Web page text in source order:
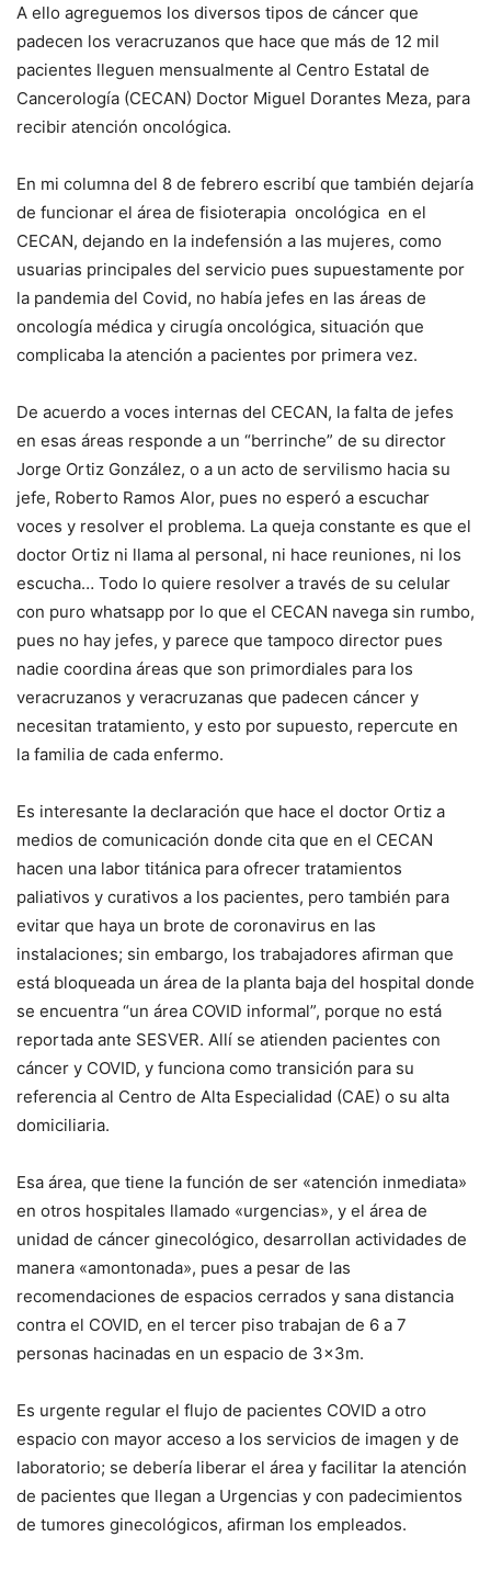
A ello agreguemos los diversos tipos de cáncer que
padecen los veracruzanos que hace que más de 12 mil
pacientes lleguen mensualmente al Centro Estatal de
Cancerología (CECAN) Doctor Miguel Dorantes Meza, para
recibir atención oncológica.
En mi columna del 8 de febrero escribí que también dejaría
de funcionar el área de fisioterapia oncológica en el
CECAN, dejando en la indefensión a las mujeres, como
usuarias principales del servicio pues supuestamente por
la pandemia del Covid, no había jefes en las áreas de
oncología médica y cirugía oncológica, situación que
complicaba la atención a pacientes por primera vez.
De acuerdo a voces internas del CECAN, la falta de jefes
en esas áreas responde a un “berrinche” de su director
Jorge Ortiz González, o a un acto de servilismo hacia su
jefe, Roberto Ramos Alor, pues no esperó a escuchar
voces y resolver el problema. La queja constante es que el
doctor Ortiz ni llama al personal, ni hace reuniones, ni los
escucha… Todo lo quiere resolver a través de su celular
con puro whatsapp por lo que el CECAN navega sin rumbo,
pues no hay jefes, y parece que tampoco director pues
nadie coordina áreas que son primordiales para los
veracruzanos y veracruzanas que padecen cáncer y
necesitan tratamiento, y esto por supuesto, repercute en
la familia de cada enfermo.
Es interesante la declaración que hace el doctor Ortiz a
medios de comunicación donde cita que en el CECAN
hacen una labor titánica para ofrecer tratamientos
paliativos y curativos a los pacientes, pero también para
evitar que haya un brote de coronavirus en las
instalaciones; sin embargo, los trabajadores afirman que
está bloqueada un área de la planta baja del hospital donde
se encuentra “un área COVID informal”, porque no está
reportada ante SESVER. Allí se atienden pacientes con
cáncer y COVID, y funciona como transición para su
referencia al Centro de Alta Especialidad (CAE) o su alta
domiciliaria.
Esa área, que tiene la función de ser «atención inmediata»
en otros hospitales llamado «urgencias», y el área de
unidad de cáncer ginecológico, desarrollan actividades de
manera «amontonada», pues a pesar de las
recomendaciones de espacios cerrados y sana distancia
contra el COVID, en el tercer piso trabajan de 6 a 7
personas hacinadas en un espacio de 3x3m.
Es urgente regular el flujo de pacientes COVID a otro
espacio con mayor acceso a los servicios de imagen y de
laboratorio; se debería liberar el área y facilitar la atención
de pacientes que llegan a Urgencias y con padecimientos
de tumores ginecológicos, afirman los empleados.